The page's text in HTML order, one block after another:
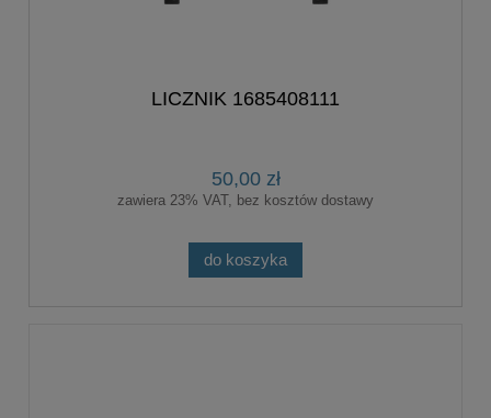
LICZNIK 1685408111
50,00 zł
zawiera 23% VAT, bez kosztów dostawy
do koszyka